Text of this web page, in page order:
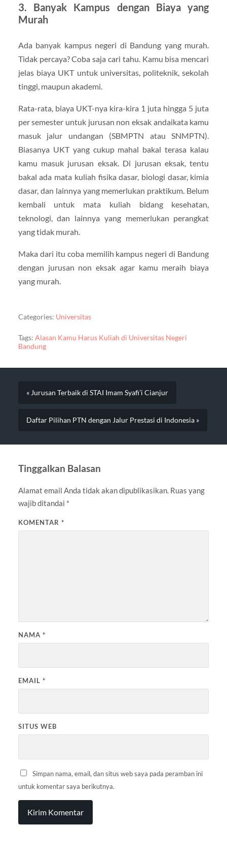
3. Banyak Kampus dengan Biaya yang
Murah
Ada banyak kampus negeri di Bandung yang murah.
Tidak percaya? Coba saja cari tahu. Kamu bisa mencari
jelas biaya UKT untuk universitas, politeknik, sekolah
tinggi, maupun akademi.
Rata-rata, biaya UKT-nya kira-kira 1 juta hingga 5 juta
per semester untuk jurusan non eksak andaikata kamu
masuk jalur undangan (SBMPTN atau SNMPTN).
Biasanya UKT yang cukup mahal bakal terasa kalau
kamu masuk jurusan eksak. Di jurusan eksak, tentu
bakal ada mata kuliah fisika dasar, biologi dasar, kimia
dasar, dan lainnya yang memerlukan praktikum. Belum
kembali untuk mata kuliah bidang kesehatan,
teknologi, dan lainnya yang memerlukan perangkat
yang tidak murah.
Maka dari itu coba memilih kampus negeri di Bandung
dengan jurusan non eksak agar kamu meraih biaya
yang murah.
Categories: Universitas
Tags: Alasan Kamu Harus Kuliah di Universitas Negeri
Bandung
« Jurusan Terbaik di STAI Imam Syafi’i Cianjur
Daftar Pilihan PTN dengan Jalur Prestasi di Indonesia »
Tinggalkan Balasan
Alamat email Anda tidak akan dipublikasikan. Ruas yang
wajib ditandai *
KOMENTAR *
NAMA *
EMAIL *
SITUS WEB
Simpan nama, email, dan situs web saya pada peramban ini
untuk komentar saya berikutnya.